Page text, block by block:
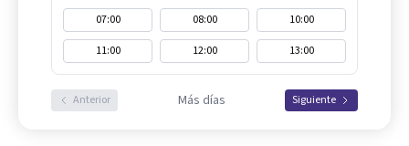
07:00 08:00
10:00
11:00
12:00 13:00
Anterior Más días Siguiente